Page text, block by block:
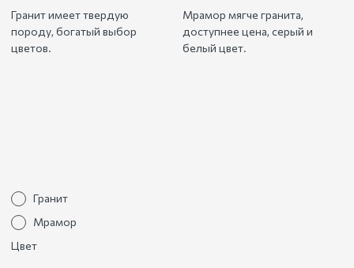
Гранит имеет твердую
породу, богатый выбор
цветов.
Мрамор мягче гранита,
доступнее цена, серый и
белый цвет.
Гранит
Мрамор
Цвет